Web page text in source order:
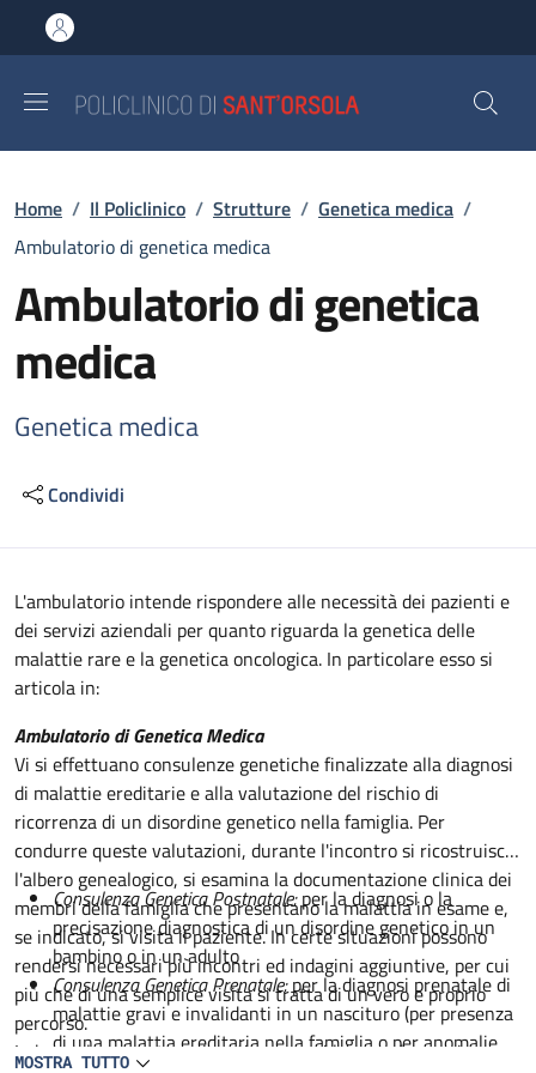
al contenuto principale
to footer content
Briciole di pane
Home / Il Policlinico / Strutture / Genetica medica /
Ambulatorio di genetica medica
Ambulatorio di genetica
medica
Genetica medica
Condividi
Descrizione
L'ambulatorio intende rispondere alle necessità dei pazienti e
dei servizi aziendali per quanto riguarda la genetica delle
malattie rare e la genetica oncologica. In particolare esso si
articola in:
Ambulatorio di Genetica Medica
Vi si effettuano consulenze genetiche finalizzate alla diagnosi
di malattie ereditarie e alla valutazione del rischio di
ricorrenza di un disordine genetico nella famiglia. Per
condurre queste valutazioni, durante l'incontro si ricostruisce
l'albero genealogico, si esamina la documentazione clinica dei
membri della famiglia che presentano la malattia in esame e,
se indicato, si visita il paziente. In certe situazioni possono
rendersi necessari più incontri ed indagini aggiuntive, per cui
più che di una semplice visita si tratta di un vero e proprio
percorso.
In base al momento e al motivo per cui la consulenza viene
Consulenza Genetica Postnatale:per la diagnosi o la
precisazione diagnostica di un disordine genetico in un
bambino o in un adulto
Consulenza Genetica Prenatale:per la diagnosi prenatale di
malattie gravi e invalidanti in un nascituro (per presenza
di una malattia ereditaria nella famiglia o per anomalie
MOSTRA TUTTO